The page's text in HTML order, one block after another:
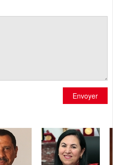
Envoyer